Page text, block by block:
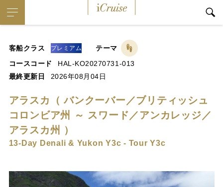
客船クラス プレミアム
テーマ
コースコード
HAL-KO20270731-013
最終更新日
2026年08月04日
アラスカ（ バンクーバー／ブリティッシュ
コロンビア州 ～ スワード／アンカレッジ／
アラスカ州 ）
13-Day Denali & Yukon Y3c - Tour Y3c